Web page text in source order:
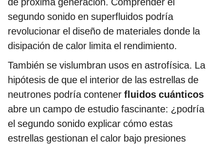
segundo sonido en superfluidos podría
revolucionar el diseño de materiales donde la
disipación de calor limita el rendimiento.
También se vislumbran usos en astrofísica. La
hipótesis de que el interior de las estrellas de
neutrones podría contener fluidos cuánticos
abre un campo de estudio fascinante: ¿podría
el segundo sonido explicar cómo estas
estrellas gestionan el calor bajo presiones